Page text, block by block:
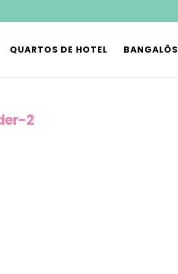
QUARTOS DE HOTEL BANGALÔS
2